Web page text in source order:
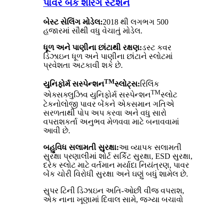
પાવર બેંક શેરિંગ સ્ટેશન
બેસ્ટ સેલિંગ મોડેલ:2018 થી લગભગ 500
હજારમાં સૌથી વધુ વેચાતું મોડેલ.
ધૂળ અને પાણીના છાંટાથી રક્ષણ:ડસ્ટ કવર
ડિઝાઇન ધૂળ અને પાણીના છાંટાને સ્લોટમાં
પ્રવેશતા અટકાવી શકે છે.
યુનિફોર્મ સસ્પેન્શનTMસ્લોટ્સ:રિલિંક
એક્સક્લુઝિવ યુનિફોર્મ સસ્પેન્શનTMસ્લોટ
ટેકનોલોજી પાવર બેંકને એકસમાન ગતિએ
સરળતાથી પોપ અપ કરવા અને વધુ સારો
વપરાશકર્તા અનુભવ મેળવવા માટે બનાવવામાં
આવી છે.
બહુવિધ સલામતી સુરક્ષા:આ વ્યાપક સલામતી
સુરક્ષા પ્રણાલીમાં શોર્ટ સર્કિટ સુરક્ષા, ESD સુરક્ષા,
દરેક સ્લોટ માટે વર્તમાન મર્યાદા નિયંત્રણ, પાવર
બેંક ચોરી વિરોધી સુરક્ષા અને ઘણું બધું શામેલ છે.
સુપર ટિની ડિઝાઇન અતિ-ઓછી વીજ વપરાશ,
એક નાના ખૂણામાં દિવાલ સામે, જગ્યા બચાવો